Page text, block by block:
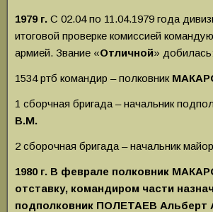
1979 г. С 02.04 по 11.04.1979 года
итоговой проверке комиссией
армией. Звание «Отличной» добилась:
1534 ртб командир – полковник
1 сборчная бригада – начальник
В.М.
2 сборочная бригада – начальник майор
1980 г. В феврале полковник
отставку, командиром части
подполковник ПОЛЕТАЕВ Альберт